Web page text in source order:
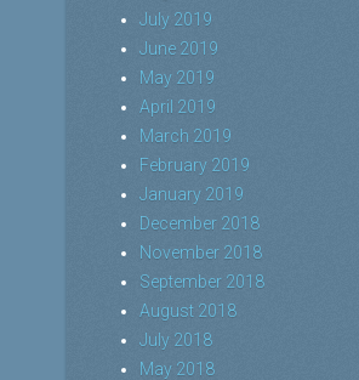
July 2019
June 2019
May 2019
April 2019
March 2019
February 2019
January 2019
December 2018
November 2018
September 2018
August 2018
July 2018
May 2018